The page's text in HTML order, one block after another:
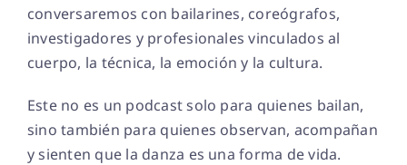
conversaremos con bailarines, coreógrafos,
investigadores y profesionales vinculados al
cuerpo, la técnica, la emoción y la cultura.
Este no es un podcast solo para quienes bailan,
sino también para quienes observan, acompañan
y sienten que la danza es una forma de vida.